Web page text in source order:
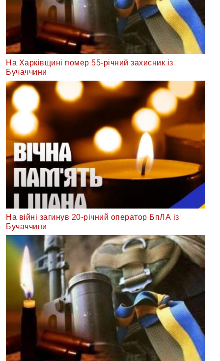
На Харківщині помер 55-річний захисник із
Бучаччини
На війні загинув 20-річний оператор БпЛА із
Бучаччини